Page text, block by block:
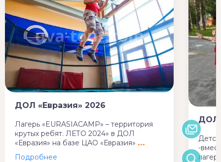
ДОЛ «Евразия» 2026
Лагерь «EURASIACAMP» – территория
крутых ребят. ЛЕТО 2024» в ДОЛ
«Евразия» на базе ЦАО «Евразия»
ДОЛ
-